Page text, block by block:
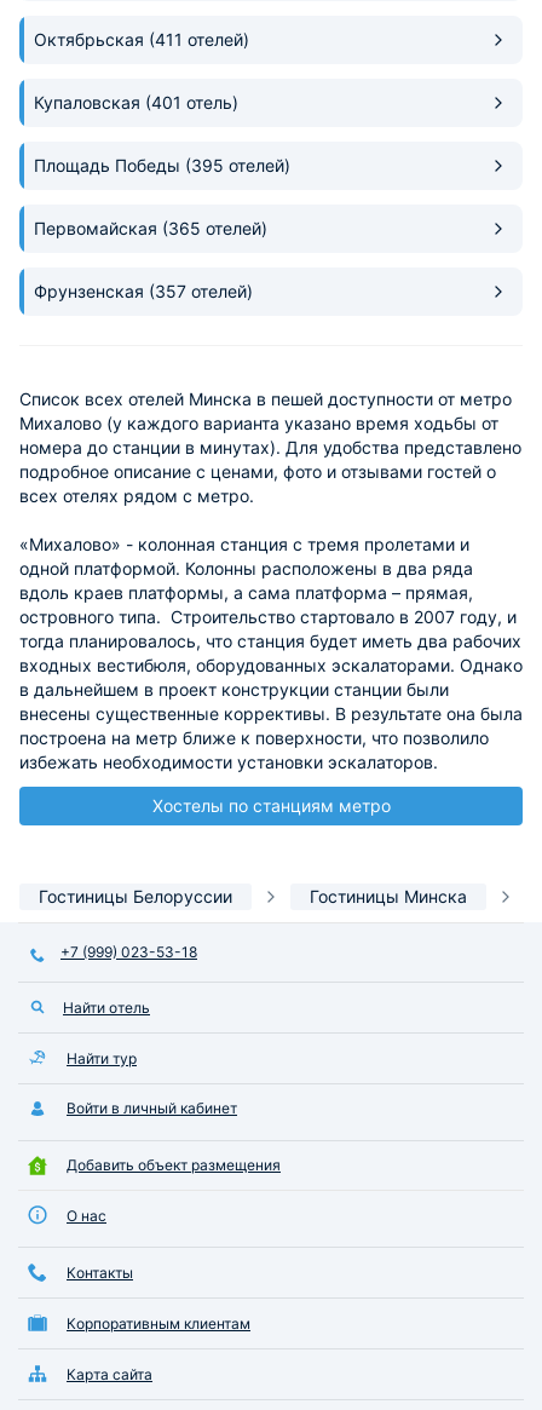
Октябрьская (411 отелей)
Купаловская (401 отель)
Площадь Победы (395 отелей)
Первомайская (365 отелей)
Фрунзенская (357 отелей)
Список всех отелей Минска в пешей доступности от метро
Михалово (у каждого варианта указано время ходьбы от
номера до станции в минутах). Для удобства представлено
подробное описание с ценами, фото и отзывами гостей о
всех отелях рядом с метро.
«Михалово» - колонная станция с тремя пролетами и
одной платформой. Колонны расположены в два ряда
вдоль краев платформы, а сама платформа – прямая,
островного типа. Строительство стартовало в 2007 году, и
тогда планировалось, что станция будет иметь два рабочих
входных вестибюля, оборудованных эскалаторами. Однако
в дальнейшем в проект конструкции станции были
внесены существенные коррективы. В результате она была
построена на метр ближе к поверхности, что позволило
избежать необходимости установки эскалаторов.
Хостелы по станциям метро
Гостиницы Белоруссии Гостиницы Минска
+7 (999) 023-53-18
Найти отель
Найти тур
Войти в личный кабинет
Добавить объект размещения
О нас
Контакты
Корпоративным клиентам
Карта сайта